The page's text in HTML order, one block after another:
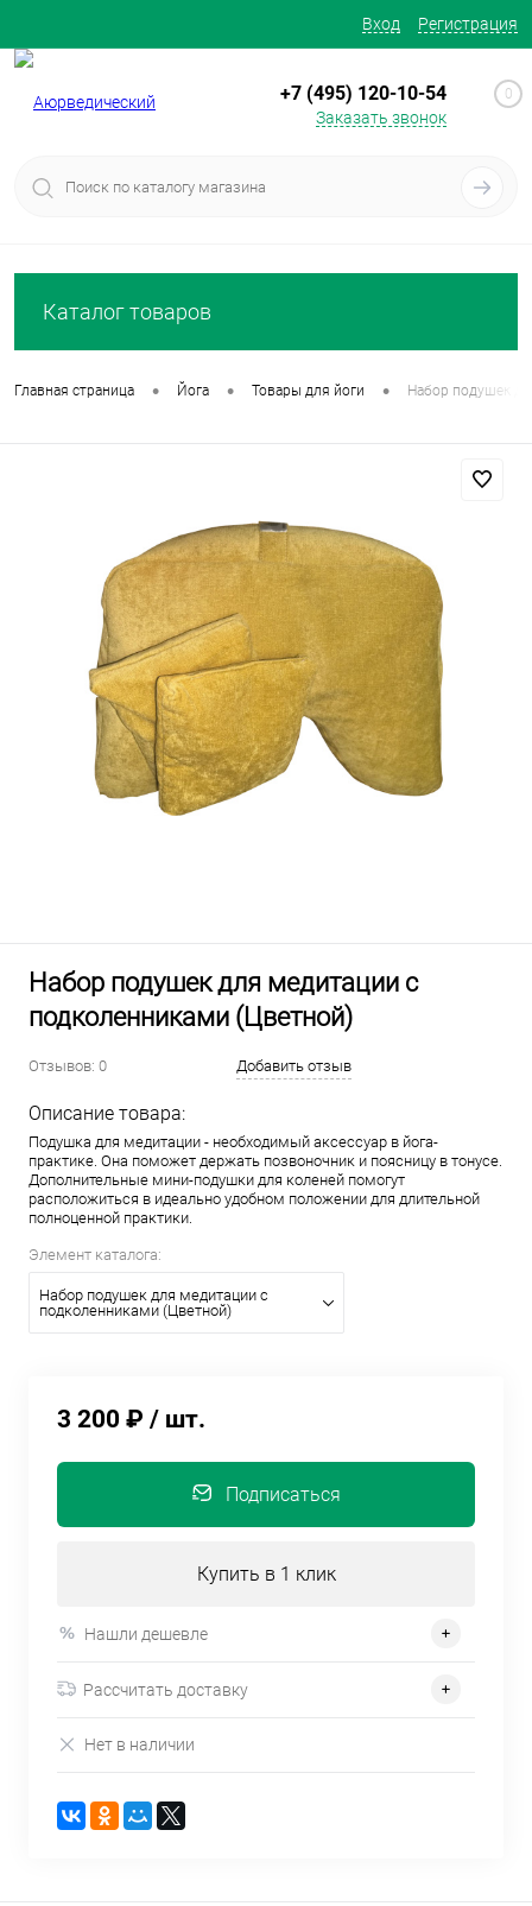
Вход Регистрация
+7 (495) 120-10-54
Заказать звонок
0
Каталог товаров
Главная страница • Йога • Товары для йоги • Набор подушек
Набор подушек для медитации с
подколенниками (Цветной)
Отзывов: 0 Добавить отзыв
Описание товара:
Подушка для медитации - необходимый аксессуар в йога-
практике. Она поможет держать позвоночник и поясницу в тонусе.
Дополнительные мини-подушки для коленей помогут
расположиться в идеально удобном положении для длительной
полноценной практики.
Элемент каталога:
Набор подушек для медитации с
подколенниками (Цветной)
3 200 ₽ / шт.
Подписаться
Купить в 1 клик
Нашли дешевле
Рассчитать доставку
Нет в наличии